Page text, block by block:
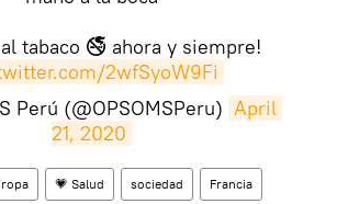
al tabaco 🚭 ahora y siempre!
2wfSyoW9Fi
Perú (@OPSOMSPeru) April
21, 2020
💗 Salud sociedad Francia